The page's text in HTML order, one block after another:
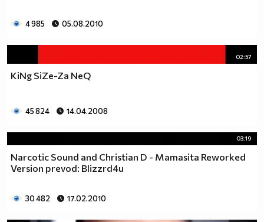
4 985 05.08.2010
02:57
KiNg SiZe-Za NeQ
45 824 14.04.2008
03:19
Narcotic Sound and Christian D - Mamasita Reworked
Version prevod: Blizzrd4u
30 482 17.02.2010